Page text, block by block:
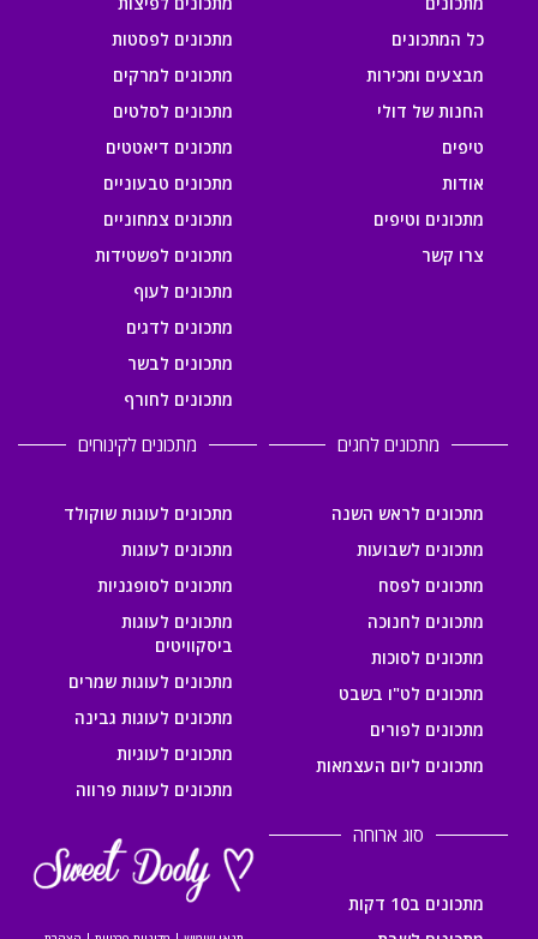
כל המתכונים
מבצעים ומכירות
החנות של דולי
טיפים
אודות
מתכונים וטיפים
צרו קשר
מתכונים לפסטות
מתכונים למרקים
מתכונים לסלטים
מתכונים דיאטטים
מתכונים טבעוניים
מתכונים צמחוניים
מתכונים לפשטידות
מתכונים לעוף
מתכונים לדגים
מתכונים לבשר
מתכונים לחורף
מתכונים לחגים
מתכונים לראש השנה
מתכונים לשבועות
מתכונים לפסח
מתכונים לחנוכה
מתכונים לסוכות
מתכונים לט"ו בשבט
מתכונים לפורים
מתכונים ליום העצמאות
מתכונים לקינוחים
מתכונים לעוגות שוקולד
מתכונים לעוגות
מתכונים לסופגניות
מתכונים לעוגות
ביסקוויטים
מתכונים לעוגות שמרים
מתכונים לעוגות גבינה
מתכונים לעוגיות
מתכונים לעוגות פרווה
סוג ארוחה
מתכונים ב10 דקות